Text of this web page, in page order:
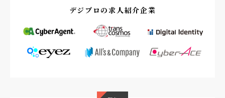
株式会社アイズ
株式会社サイバーエース
ライフワンズ株式会社
デジプロの求人紹介企業